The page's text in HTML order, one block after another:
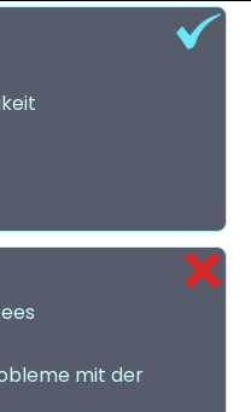
mit der